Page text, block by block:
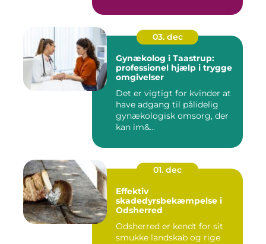
03. dec
Gynækolog i Taastrup:
professionel hjælp i trygge
omgivelser
Det er vigtigt for kvinder at
have adgang til pålidelig
gynækologisk omsorg, der
kan im&...
01. dec
Effektiv
skadedyrsbekæmpelse i
Odsherred
Odsherred er kendt for sit
smukke landskab og rige